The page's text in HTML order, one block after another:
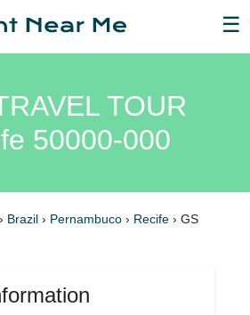
☰
TOUR
50000-000
› Brazil › Pernambuco › Recife › GS